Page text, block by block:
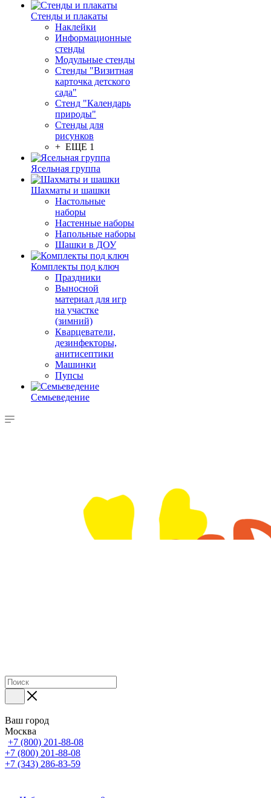
Стенды и плакаты
Наклейки
Информационные
стенды
Модульные стенды
Стенды "Визитная
карточка детского
сада"
Стенд "Календарь
природы"
Стенды для
рисунков
+ ЕЩЕ 1
Ясельная группа
Шахматы и шашки
Настольные
наборы
Настенные наборы
Напольные наборы
Шашки в ДОУ
Комплекты под ключ
Праздники
Выносной
материал для игр
на участке
(зимний)
Кварцеватели,
дезинфекторы,
анитисептики
Машинки
Пупсы
Семьеведение
Ваш город
Москва
+7 (800) 201-88-08
+7 (800) 201-88-08
+7 (343) 286-83-59